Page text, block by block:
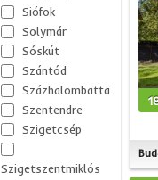
Siófok
Solymár
Sóskút
Szántód
Százhalombatta
Szentendre
Szigetcsép
Szigetszentmiklós